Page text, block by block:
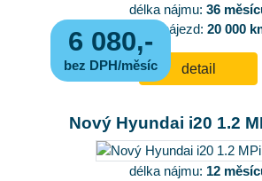
6 080,-
bez DPH/měsíc
délka nájmu: 36
roční nájezd: 20 000
detail
Nový Hyundai i20 1.2
délka nájmu: 12